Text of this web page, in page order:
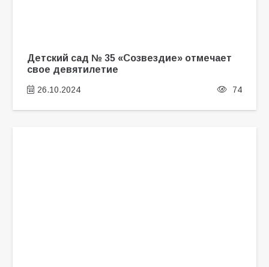
Детский сад № 35 «Созвездие» отмечает
свое девятилетие
26.10.2024 74